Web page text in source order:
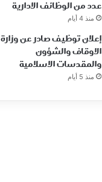
عدد من الوظائف الادارية
منذ 4 أيام
إعلان توظيف صادر عن وزارة
الاوقاف والشؤون
والمقدسات الاسلامية
منذ 5 أيام